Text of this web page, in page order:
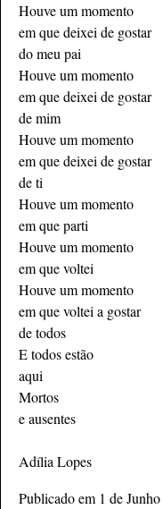
Houve um momento
em que deixei de gostar
do meu pai
Houve um momento
em que deixei de gostar
de mim
Houve um momento
em que deixei de gostar
de ti
Houve um momento
em que parti
Houve um momento
em que voltei
Houve um momento
em que voltei a gostar
de todos
E todos estão
aqui
Mortos
e ausentes
Adília Lopes
Publicado em 1 de